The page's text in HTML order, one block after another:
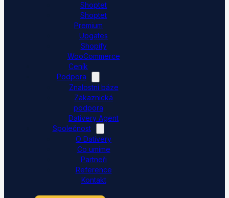
Shoptet
Shoptet
Premium
Upgates
Shopify
WooCommerce
Ceník
Podpora
Znalostní báze
Zákaznická
podpora
Dativery Agent
Společnost
O Dativery
Co umíme
Partneři
Reference
Kontakt